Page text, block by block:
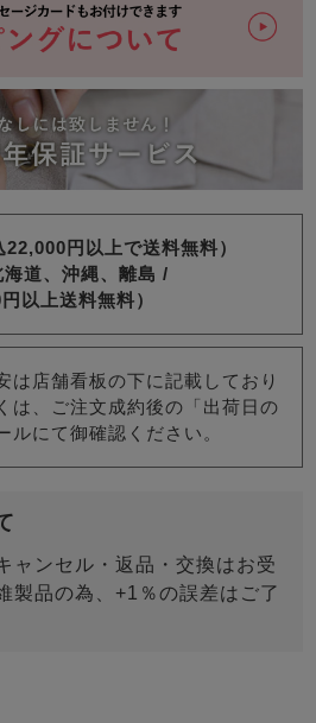
円以上で送料無料）
道、沖縄、離島 /
以上送料無料）
は店舗看板の下に記載しており
は、ご注文成約後の「出荷日の
ルにて御確認ください。
ャンセル・返品・交換はお受
製品の為、+1％の誤差はご了